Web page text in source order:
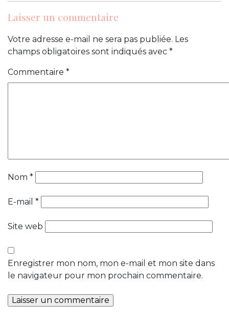
Laisser un commentaire
Votre adresse e-mail ne sera pas publiée. Les
champs obligatoires sont indiqués avec *
Commentaire *
Nom *
E-mail *
Site web
Enregistrer mon nom, mon e-mail et mon site dans
le navigateur pour mon prochain commentaire.